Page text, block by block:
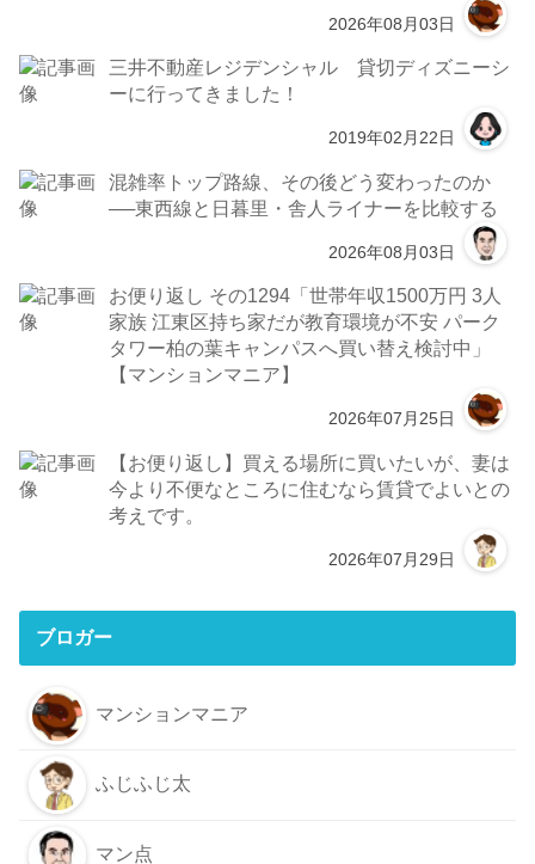
2026年08月03日
三井不動産レジデンシャル 貸切ディズニーシ
ーに行ってきました！
2019年02月22日
混雑率トップ路線、その後どう変わったのか
──東西線と日暮里・舎人ライナーを比較する
2026年08月03日
お便り返し その1294「世帯年収1500万円 3人
家族 江東区持ち家だが教育環境が不安 パーク
タワー柏の葉キャンパスへ買い替え検討中」
【マンションマニア】
2026年07月25日
【お便り返し】買える場所に買いたいが、妻は
今より不便なところに住むなら賃貸でよいとの
考えです。
2026年07月29日
ブロガー
マンションマニア
ふじふじ太
マン点